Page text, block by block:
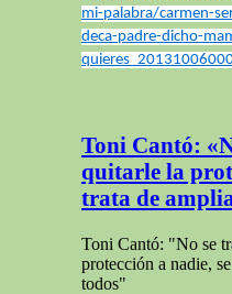
mi-palabra/carmen-
deca-padre-dicho-
Toni Cantó:
quitarle la
trata de
Toni Cantó: "No se
protección a nadie,
todos"